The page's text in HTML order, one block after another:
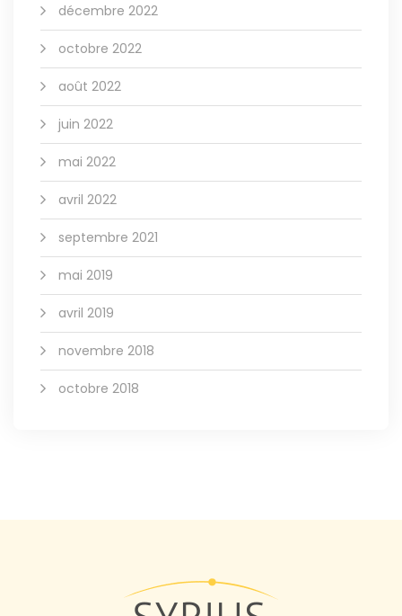
décembre 2022
octobre 2022
août 2022
juin 2022
mai 2022
avril 2022
septembre 2021
mai 2019
avril 2019
novembre 2018
octobre 2018